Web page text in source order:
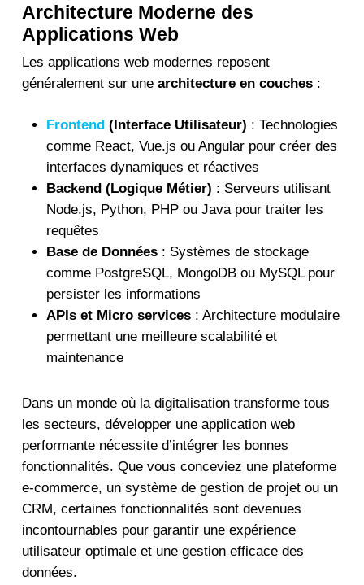
Architecture Moderne des
Applications Web
Les applications web modernes reposent
généralement sur une architecture en couches:
Frontend (Interface Utilisateur) : Technologies
comme React, Vue.js ou Angular pour créer des
interfaces dynamiques et réactives
Backend (Logique Métier) : Serveurs utilisant
Node.js, Python, PHP ou Java pour traiter les
requêtes
Base de Données: Systèmes de stockage
comme PostgreSQL, MongoDB ou MySQL pour
persister les informations
APIs et Micro services: Architecture modulaire
permettant une meilleure scalabilité et
maintenance
Dans un monde où la digitalisation transforme tous
les secteurs, développer une application web
performante nécessite d’intégrer les bonnes
fonctionnalités. Que vous conceviez une plateforme
e-commerce, un système de gestion de projet ou un
CRM, certaines fonctionnalités sont devenues
incontournables pour garantir une expérience
utilisateur optimale et une gestion efficace des
données.